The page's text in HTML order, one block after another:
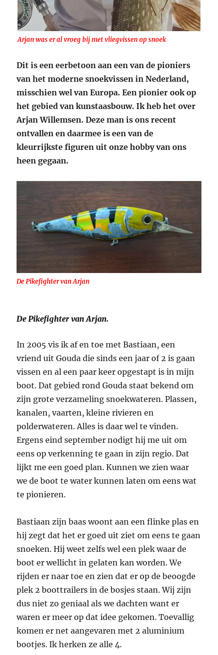
Arjan was er al vroeg bij met vliegvissen op snoek
Dit is een eerbetoon aan een van de pioniers
van het moderne snoekvissen in Nederland,
misschien wel van Europa. Een pionier ook op
het gebied van kunstaasbouw. Ik heb het over
Arjan Willemsen. Deze man is ons recent
ontvallen en daarmee is een van de
kleurrijkste figuren uit onze hobby van ons
heen gegaan.
De Pikefighter van Arjan
De Pikefighter van Arjan.
In 2005 vis ik af en toe met Bastiaan, een
vriend uit Gouda die sinds een jaar of 2 is gaan
vissen en al een paar keer opgestapt is in mijn
boot. Dat gebied rond Gouda staat bekend om
zijn grote verzameling snoekwateren. Plassen,
kanalen, vaarten, kleine rivieren en
polderwateren. Alles is daar wel te vinden.
Ergens eind september nodigt hij me uit om
eens op verkenning te gaan in zijn regio. Dat
lijkt me een goed plan. Kunnen we zien waar
we de boot te water kunnen laten om eens wat
te pionieren.
Bastiaan zijn baas woont aan een flinke plas en
hij zegt dat het er goed uit ziet om eens te gaan
snoeken. Hij weet zelfs wel een plek waar de
boot er wellicht in gelaten kan worden. We
rijden er naar toe en zien dat er op de beoogde
plek 2 boottrailers in de bosjes staan. Wij zijn
dus niet zo geniaal als we dachten want er
waren er meer op dat idee gekomen. Toevallig
komen er net aangevaren met 2 aluminium
bootjes. Ik herken ze alle 4.